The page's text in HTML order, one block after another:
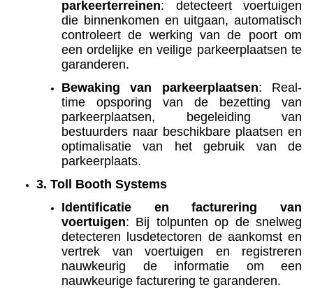
parkeerterreinen: detecteert voertuigen
die binnenkomen en uitgaan, automatisch
controleert de werking van de poort om
een ordelijke en veilige parkeerplaatsen te
garanderen.
Bewaking van parkeerplaatsen: Real-
time opsporing van de bezetting van
parkeerplaatsen, begeleiding van
bestuurders naar beschikbare plaatsen en
optimalisatie van het gebruik van de
parkeerplaats.
3. Toll Booth Systems
Identificatie en facturering van
voertuigen: Bij tolpunten op de snelweg
detecteren lusdetectoren de aankomst en
vertrek van voertuigen en registreren
nauwkeurig de informatie om een
nauwkeurige facturering te garanderen.